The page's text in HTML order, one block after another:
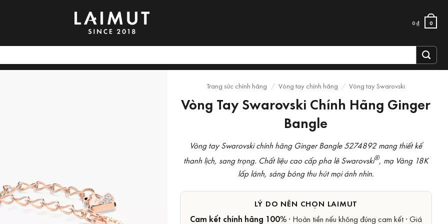
0₫ 0
Trang sức chính hãng / Vòng tay chính hãng / Vòng tay Swarovski
Vòng Tay Swarovski Chính Hãng Ginger
Bangle
Vòng tay Swarovski chính hãng Ginger Bangle 5274892 mang thiết kế
thanh lịch, sang trọng. Chất liệu cao cấp pha lê Swarovski®, mạ Vàng 18K
lấp lánh, sáng bóng thu hút mọi ánh nhìn.
LÝ DO NÊN CHỌN LAIMUT
Cam kết chính hãng 100%· Hoàn tiền nếu không đúng cam kết · Giá